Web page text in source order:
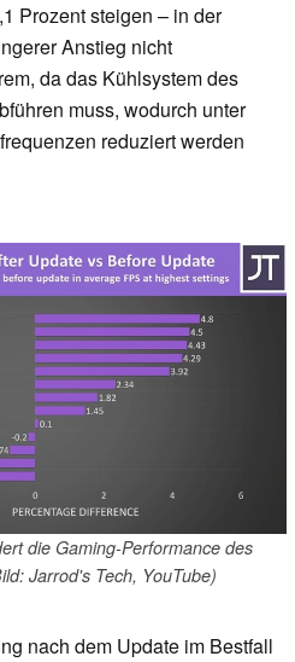
Prozent steigen – in der
Anstieg nicht
da das Kühlsystem des
muss, wodurch unter
reduziert werden
die Gaming-Performance des
Jarrod's Tech, YouTube)
nach dem Update im Bestfall